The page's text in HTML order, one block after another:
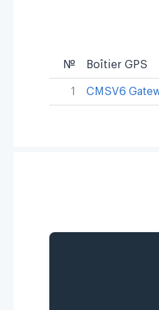
№ Boîtier GPS
1 CMSV6